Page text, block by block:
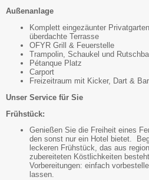
Außenanlage
Komplett eingezäunter
überdachte Terrasse
OFYR Grill & Feuerstelle
Trampolin, Schaukel und
Pétanque Platz
Carport
Freizeitraum mit Kicker, Dart & Bar
Unser Service für Sie
Frühstück:
Genießen Sie die Freiheit eines
den sonst nur ein Hotel bietet.
leckeren Frühstück, das aus
zubereiteten Köstlichkeiten
Vorbereitungen: einfach
lassen.